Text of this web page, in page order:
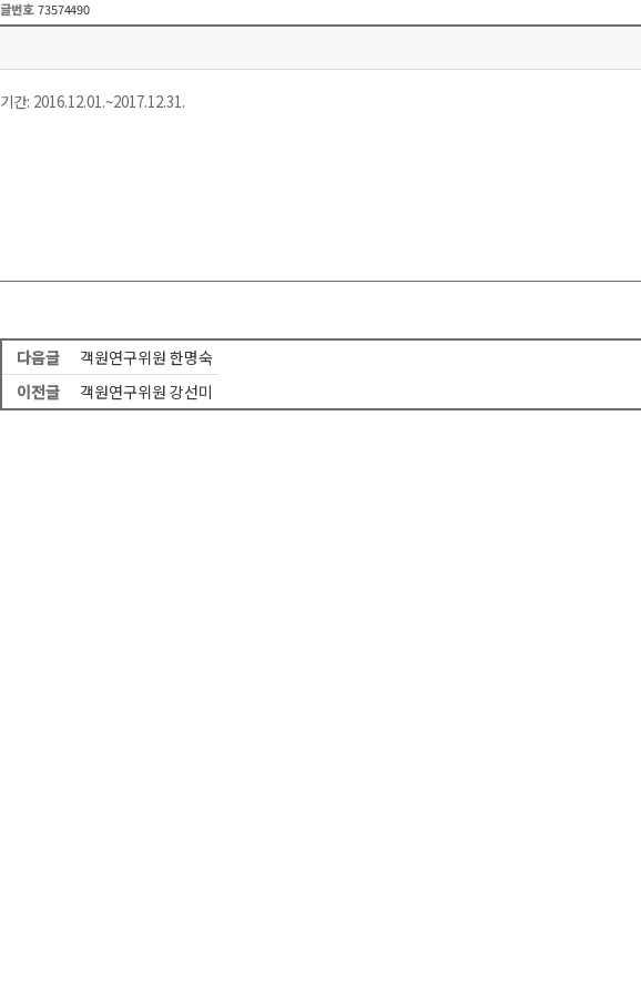
글번호 73574490
기간: 2016.12.01.~2017.12.31.
다음글 객원연구위원 한명숙
이전글 객원연구위원 강선미